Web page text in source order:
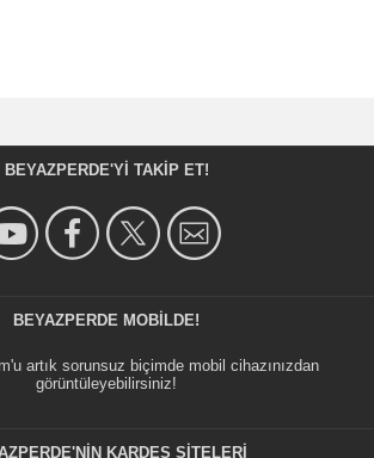
BEYAZPERDE'YI TAKIP ET!
BEYAZPERDE MOBILDE!
artık sorunsuz biçimde mobil cihazınızdan
görüntüleyebilirsiniz!
KARDEŞ SİTELERİ